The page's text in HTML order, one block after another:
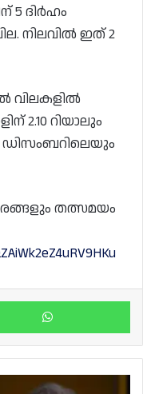
5 ദിര്‍ഹം
നിലവില്‍ ഇത് 2
വിലകളില്‍
2.10 റിയാലും
ഡിസംബറിലെയും
തത്സമയം